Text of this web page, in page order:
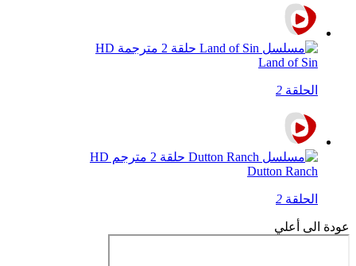
Land of Sin
الحلقة 2
Dutton Ranch
الحلقة 2
عودة الى أعلي